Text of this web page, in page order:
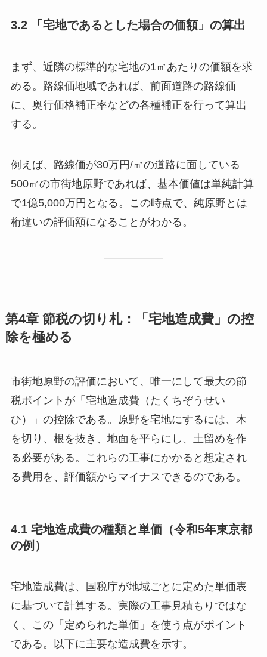
3.2 「宅地であるとした場合の価額」の算出
まず、近隣の標準的な宅地の1㎡あたりの価額を求
める。路線価地域であれば、前面道路の路線価
に、奥行価格補正率などの各種補正を行って算出
する。
例えば、路線価が30万円/㎡の道路に面している
500㎡の市街地原野であれば、基本価値は単純計算
で1億5,000万円となる。この時点で、純原野とは
桁違いの評価額になることがわかる。
第4章 節税の切り札：「宅地造成費」の控
除を極める
市街地原野の評価において、唯一にして最大の節
税ポイントが「宅地造成費（たくちぞうせい
ひ）」の控除である。原野を宅地にするには、木
を切り、根を抜き、地面を平らにし、土留めを作
る必要がある。これらの工事にかかると想定され
る費用を、評価額からマイナスできるのである。
4.1 宅地造成費の種類と単価（令和5年東京都
の例）
宅地造成費は、国税庁が地域ごとに定めた単価表
に基づいて計算する。実際の工事見積もりではな
く、この「定められた単価」を使う点がポイント
である。以下に主要な造成費を示す。